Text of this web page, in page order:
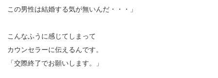
この男性は結婚する気が無いんだ・・・」
こんなふうに感じてしまって
カウンセラーに伝えるんです。
「交際終了でお願いします。」